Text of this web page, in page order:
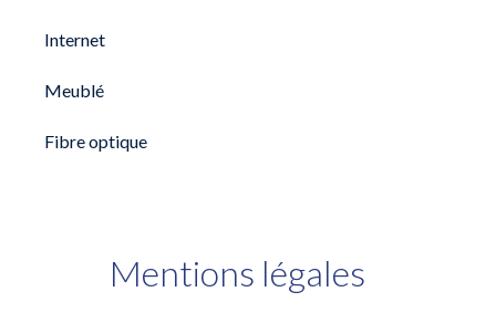
Internet
Meublé
Fibre optique
Mentions légales